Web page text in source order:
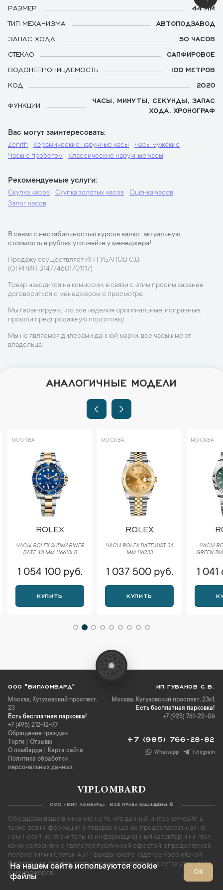
РАЗМЕР
44 ММ
ТИП МЕХАНИЗМА
АВТОПОДЗАВОД
ЗАПАС ХОДА
50 ЧАСОВ
СТЕКЛО
САПФИРОВОЕ
ВОДОНЕПРОНИЦАЕМОСТЬ
100 МЕТРОВ
КОД
2020
ФУНКЦИИ
ЧАСЫ, МИНУТЫ, СЕКУНДЫ, ЗАПАС
ХОДА, ХРОНОГРАФ
Вас могут заинтересовать
Zenith Керамические наручные часы
Часы мужские
Часы с пробегом
Классические наручные часы
Рекомендуемые услуги
Скупка часов Скупка золотых часов
Оценка часов
Залог часов
В связи с нестабильностью курсов валют, актуальную
стоимость в рублях уточняйте у менеджера!
Продажу осуществляет ИП ГУБАНОВ С.В.
(ОГРНИП 314774601701117)
Товар находится на комиссии, в связи с этим просим заранее
договориться с менеджером о просмотре.
Мы гарантируем, что все изделия оригинальные, исправные,
прошли предпродажную подготовку.
Мы не являемся дилерами данной марки, все часы имеют
владельца.
АНАЛОГИЧНЫЕ МОДЕЛИ
МОСКВА
ROLEX
ЧАСЫ ROLEX SUBMARINER
DATE 40 ММ 116613LB
1 054 100 руб.
КУПИТЬ
МОСКВА
ROLEX
ЧАСЫ ROLEX DATEJUST 36
ММ 116233
1 037 500 руб.
КУПИТЬ
МОСКВА
ЧАСЫ
GREEN
1
ООО "ВИПЛОМБАРД"
Москва, Кутузовский проспект,
23
Есть бесплатная парковка!
+7 (495) 212-12-77
Обращение граждан
Торги
Отзывы
О ломбарде
Карта сайта
Политика обработки
персональных данных
ИП ГУБАНОВ С.В.
Москва, Кутузовский проспект, 23к1,
Есть бесплатная парковка!
+7 (925) 761-22-06
+7 (985) 766-28-82
Whatsapp Telegram
VIPLOMBARD
ООО «ВИП Ломбард». Все права защищены ©
Обращаем ваше внимание на то, что данный интернет-сайт, а
также вся информация о товарах и ценах, предоставленная на
нём, носит исключительно информационный характер и ни при
каких условиях не является публичной офертой, определяемой
положениями Статьи 437 Гражданского кодекса Российской
Федерации. Актуальность данных о товарах и услугах уточняйте
у менеджеров.
На нашем сайте используются cookie
файлы
ОК